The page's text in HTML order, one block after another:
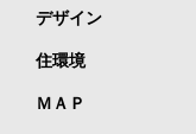
デザイン
住環境
ＭＡＰ